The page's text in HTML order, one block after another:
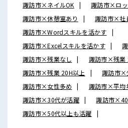
諏訪市×ネイルOK
諏訪市×ロ
諏訪市×休憩室あり
諏訪市×社
諏訪市×Wordスキルを活かす
諏訪市×Excelスキルを活かす
諏訪市×残業なし
諏訪市×残業
諏訪市×残業 20H以上
諏訪市×
諏訪市×女性多め
諏訪市×平均
諏訪市×30代が活躍
諏訪市
諏訪市×50代以上も活躍